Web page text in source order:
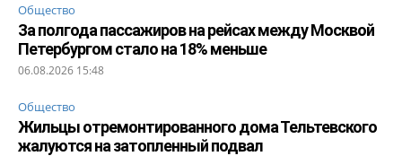
Общество
За полгода пассажиров на рейсах между Москвой
Петербургом стало на 18% меньше
06.08.2026 15:48
Общество
Жильцы отремонтированного дома Тельтевского
жалуются на затопленный подвал